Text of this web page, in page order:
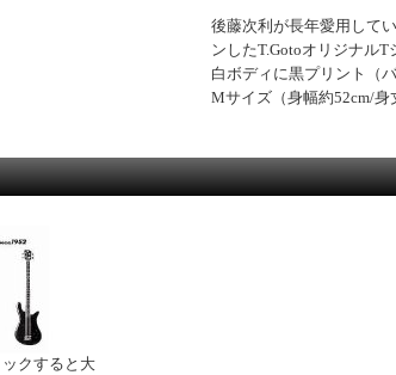
後藤次利が長年愛用して
ンしたT.GotoオリジナルT
白ボディに黒プリント（バ
Mサイズ（身幅約52cm/身
クすると大